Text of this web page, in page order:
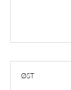
ØST